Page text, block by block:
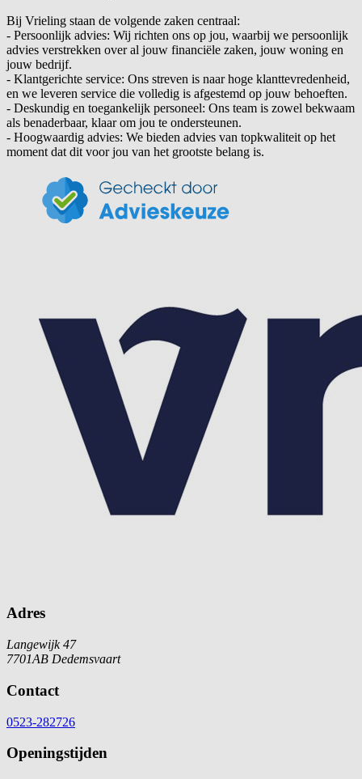
Bij Vrieling staan de volgende zaken centraal:
- Persoonlijk advies: Wij richten ons op jou, waarbij we persoonlijk
advies verstrekken over al jouw financiële zaken, jouw woning en
jouw bedrijf.
- Klantgerichte service: Ons streven is naar hoge klanttevredenheid,
en we leveren service die volledig is afgestemd op jouw behoeften.
- Deskundig en toegankelijk personeel: Ons team is zowel bekwaam
als benaderbaar, klaar om jou te ondersteunen.
- Hoogwaardig advies: We bieden advies van topkwaliteit op het
moment dat dit voor jou van het grootste belang is.
Adres
Langewijk 47
7701AB Dedemsvaart
Contact
0523-282726
Openingstijden